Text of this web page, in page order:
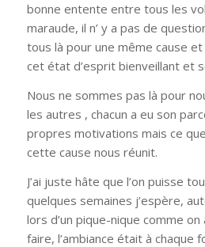
bonne entente entre tous les
maraude, il n’ y a pas de
tous là pour une même cause
cet état d’esprit bienveillant et
Nous ne sommes pas là pour
les autres , chacun a eu son
propres motivations mais ce
cette cause nous réunit.
J’ai juste hâte que l’on puisse
quelques semaines j’espère,
lors d’un pique-nique comme on
faire, l’ambiance était à chaque